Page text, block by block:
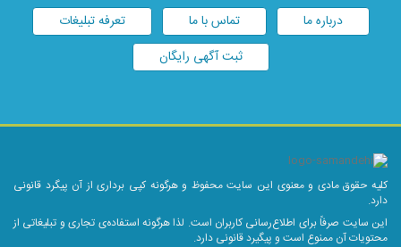
درباره ما تماس با ما
تعرفه تبلیغات
ثبت آگهی رایگان
کلیه حقوق مادی و معنوی این سایت محفوظ و هرگونه کپی برداری از آن پیگرد قانونی
دارد.
این سایت صرفاً برای اطلاع‌رسانی کاربران است. لذا هرگونه استفاده‌ی تجاری و تبلیغاتی از
محتویات آن ممنوع است و پیگیرد قانونی دارد.